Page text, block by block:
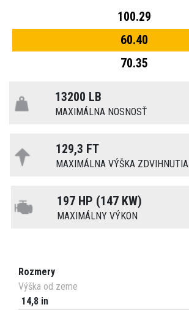
100.29
60.40
70.35
13200 LB
MAXIMÁLNA NOSNOSŤ
129,3 FT
MAXIMÁLNA VÝŠKA ZDVIHNUTIA
197 HP (147 KW)
MAXIMÁLNY VÝKON
Rozmery
Výška od zeme
14,8 in